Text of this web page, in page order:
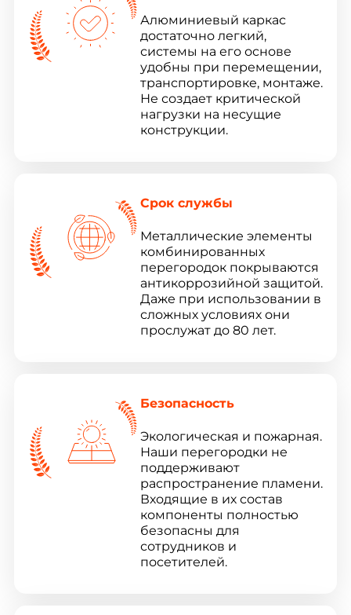
Алюминиевый каркас
достаточно легкий,
системы на его основе
удобны при перемещении,
транспортировке, монтаже.
Не создает критической
нагрузки на несущие
конструкции.
Срок службы
Металлические элементы
комбинированных
перегородок покрываются
антикоррозийной защитой.
Даже при использовании в
сложных условиях они
прослужат до 80 лет.
Безопасность
Экологическая и пожарная.
Наши перегородки не
поддерживают
распространение пламени.
Входящие в их состав
компоненты полностью
безопасны для
сотрудников и
посетителей.